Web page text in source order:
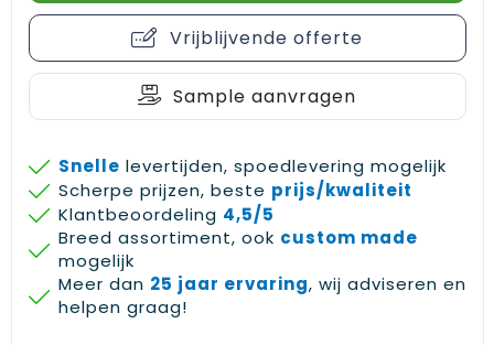
Vrijblijvende offerte
Sample aanvragen
Snelle levertijden, spoedlevering mogelijk
Scherpe prijzen, beste prijs/kwaliteit
Klantbeoordeling 4,5/5
Breed assortiment, ook custom made
mogelijk
Meer dan 25 jaar ervaring, wij adviseren en
helpen graag!